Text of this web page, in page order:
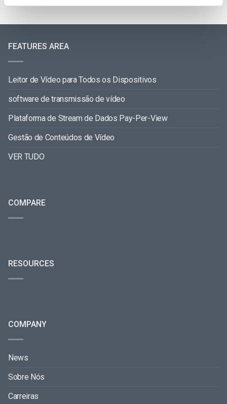
FEATURES AREA
Leitor de Vídeo para Todos os Dispositivos
software de transmissão de vídeo
Plataforma de Stream de Dados Pay-Per-View
Gestão de Conteúdos de Vídeo
VER TUDO
COMPARE
RESOURCES
COMPANY
News
Sobre Nós
Carreiras